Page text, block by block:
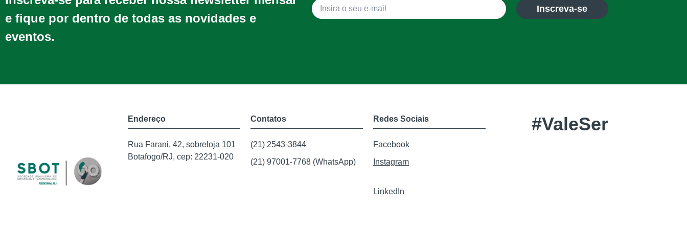
e fique por dentro de todas as novidades e
eventos.
Inscreva-se
Endereço
Rua Farani, 42, sobreloja 101
Botafogo/RJ, cep: 22231-020
Contatos
(21) 2543-3844
(21) 97001-7768 (WhatsApp)
Redes Sociais
Facebook
Instagram
LinkedIn
#ValeSer